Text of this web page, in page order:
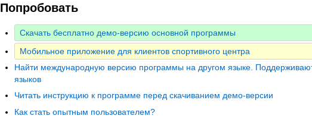
Попробовать
Скачать бесплатно демо-версию основной программы
Мобильное приложение для клиентов спортивного центра
Найти международную версию программы на другом языке.
языков
Читать инструкцию к программе перед скачиванием демо-версии
Как стать опытным пользователем?